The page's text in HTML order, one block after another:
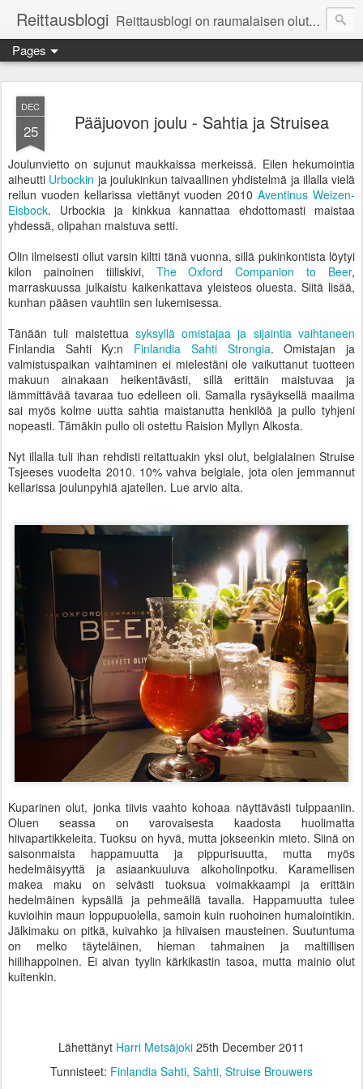
Reittausblogi Reittausblogi on raumalaisen olutharrastajan blogi. Reittaus (rating) tarkoittaa asioiden arvioimista. Reittausblogissa paneudutaan panemisen lopputuotteisiin eli arvioidaan oluita, puolueettomasti.
Pages
DEC
25 Pääjuovon joulu - Sahtia ja Struisea
Joulunvietto on sujunut maukkaissa merkeissä. Eilen hekumointia
aiheutti Urbockin ja joulukinkun taivaallinen yhdistelmä ja illalla vielä
reilun vuoden kellarissa viettänyt vuoden 2010Aventinus Weizen-
Eisbock. Urbockia ja kinkkua kannattaa ehdottomasti maistaa
yhdessä, olipahan maistuva setti.
Olin ilmeisesti ollut varsin kiltti tänä vuonna, sillä pukinkontista löytyi
kilon painoinen tiiliskivi, The Oxford Companion to Beer,
marraskuussa julkaistu kaikenkattava yleisteos oluesta. Siitä lisää,
kunhan pääsen vauhtiin sen lukemisessa.
Tänään tuli maistettua syksyllä omistajaa ja sijaintia vaihtaneen
Finlandia Sahti Ky:n Finlandia Sahti Strongia. Omistajan ja
valmistuspaikan vaihtaminen ei mielestäni ole vaikuttanut tuotteen
makuun ainakaan heikentävästi, sillä erittäin maistuvaa ja
lämmittävää tavaraa tuo edelleen oli. Samalla rysäyksellä maailma
sai myös kolme uutta sahtia maistanutta henkilöä ja pullo tyhjeni
nopeasti. Tämäkin pullo oli ostettu Raision Myllyn Alkosta.
Nyt illalla tuli ihan rehdisti reitattuakin yksi olut, belgialainen Struise
Tsjeeses vuodelta 2010. 10% vahva belgiale, jota olen jemmannut
kellarissa joulunpyhiä ajatellen. Lue arvio alta.
Kuparinen olut, jonka tiivis vaahto kohoaa näyttävästi tulppaaniin.
Oluen seassa on varovaisesta kaadosta huolimatta
hiivapartikkeleita. Tuoksu on hyvä, mutta jokseenkin mieto. Siinä on
saisonmaista happamuutta ja pippurisuutta, mutta myös
hedelmäisyyttä ja asiaankuuluva alkoholinpotku. Karamellisen
makea maku on selvästi tuoksua voimakkaampi ja erittäin
hedelmäinen kypsällä ja pehmeällä tavalla. Happamuutta tulee
kuvioihin maun loppupuolella, samoin kuin ruohoinen humalointikin.
Jälkimaku on pitkä, kuivahko ja hiivaisen mausteinen. Suutuntuma
on melko täyteläinen, hieman tahmainen ja maltillisen
hiilihappoinen. Ei aivan tyylin kärkikastin tasoa, mutta mainio olut
kuitenkin.
Lähettänyt Harri Metsäjoki 25th December 2011
Tunnisteet: Finlandia Sahti Sahti Struise Brouwers